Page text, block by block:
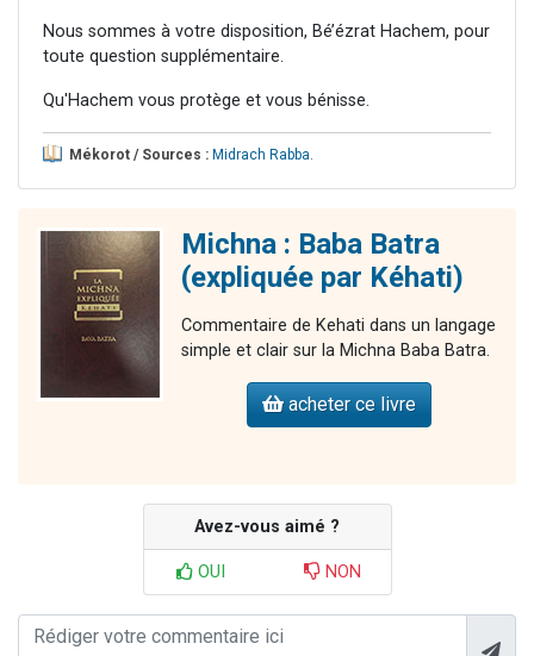
Nous sommes à votre disposition, Bé’ézrat Hachem, pour
toute question supplémentaire.
Qu'Hachem vous protège et vous bénisse.
Mékorot / Sources : Midrach Rabba.
Michna : Baba Batra
(expliquée par Kéhati)
Commentaire de Kehati dans un langage
simple et clair sur la Michna Baba Batra.
acheter ce livre
Avez-vous aimé ?
OUI NON